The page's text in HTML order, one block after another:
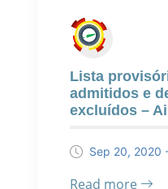
Lista
admitidos e
excluídos –
Sep 20, 2020
Read more